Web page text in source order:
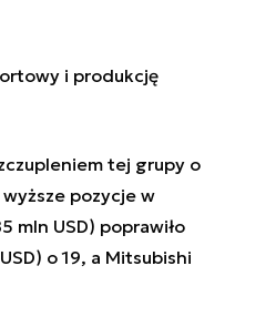
i produkcję
tej grupy o
pozycje w
mln USD) poprawiło
o 19, a Mitsubishi